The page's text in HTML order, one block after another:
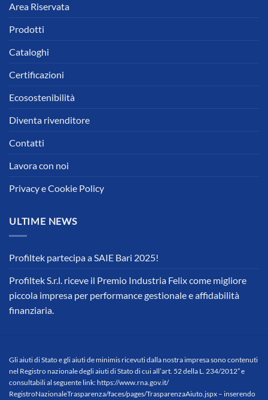
Area Riservata
Prodotti
Cataloghi
Certificazioni
Ecosostenibilità
Diventa rivenditore
Contatti
Lavora con noi
Privacy e Cookie Policy
ULTIME NEWS
Profiltek partecipa a SAIE Bari 2025!
Profiltek S.r.l. riceve il Premio Industria Felix come migliore
piccola impresa per performance gestionale e affidabilità
finanziaria.
Gli aiuti di Stato e gli aiuti de minimis ricevuti dalla nostra impresa sono contenuti
nel Registro nazionale degli aiuti di Stato di cui all’art. 52 della L. 234/2012” e
consultabili al seguente link:https://www.rna.gov.it/
RegistroNazionaleTrasparenza/faces/pages/TrasparenzaAiuto. jspx – inserendo